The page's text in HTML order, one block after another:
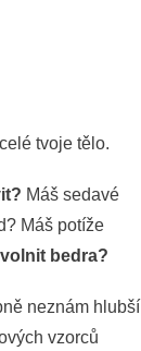
tvoje tělo.
Máš sedavé
Máš potíže
bedra?
neznám hlubší
vzorců